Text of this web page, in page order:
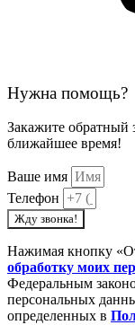
Нужна помощь?
Закажите
ближайшее время!
Ваше имя
Телефон
Жду звонка!
Нажимая кнопку
обработку моих
Федеральным
персональных
определенных в